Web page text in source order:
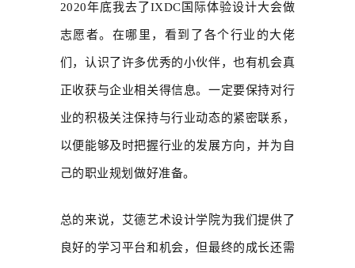
2020年底我去了IXDC国际体验设计大会做
志愿者。在哪里，看到了各个行业的大佬
们，认识了许多优秀的小伙伴，也有机会真
正收获与企业相关得信息。一定要保持对行
业的积极关注保持与行业动态的紧密联系，
以便能够及时把握行业的发展方向，并为自
己的职业规划做好准备。
总的来说，艾德艺术设计学院为我们提供了
良好的学习平台和机会，但最终的成长还需